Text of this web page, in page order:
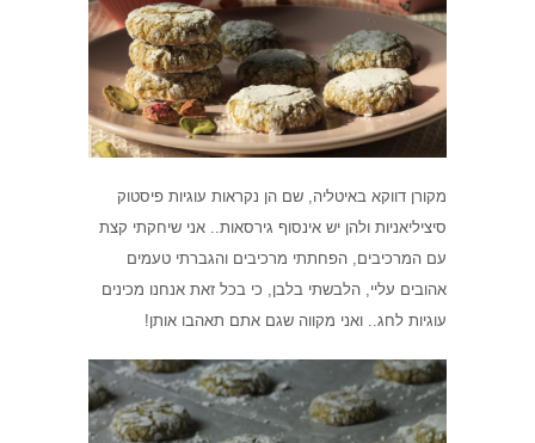
מקורן דווקא באיטליה, שם הן נקראות עוגיות פיסטוק
סיציליאניות ולהן יש אינסוף גירסאות.. אני שיחקתי קצת
עם המרכיבים, הפחתתי מרכיבים והגברתי טעמים
אהובים עליי, הלבשתי בלבן, כי בכל זאת אנחנו מכינים
עוגיות לחג.. ואני מקווה שגם אתם תאהבו אותן!